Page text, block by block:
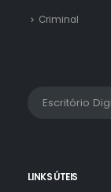
Criminal
Escritório
LINKS ÚTEIS